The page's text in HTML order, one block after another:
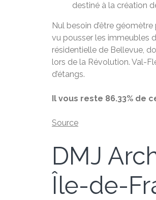
destiné à la création
Nul besoin d’être
vu pousser les immeubles
résidentielle de Bellevue,
lors de la Révolution. Val-
d’étangs.
Il vous reste 86.33% de
Source
DMJ
Île-de-